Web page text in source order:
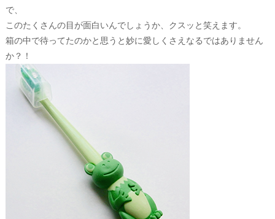
で、
このたくさんの目が面白いんでしょうか、クスッと笑えます。
箱の中で待ってたのかと思うと妙に愛しくさえなるではありません
か？！